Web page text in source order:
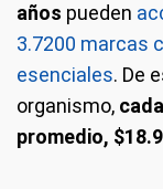
años pueden
3.7200 marcas
esenciales. De
organismo,
promedio,